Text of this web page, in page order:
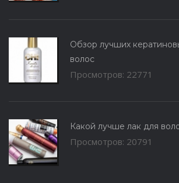
Обзор лучших
волос
Просмотров: 22771
Какой лучше лак для
Просмотров: 20791